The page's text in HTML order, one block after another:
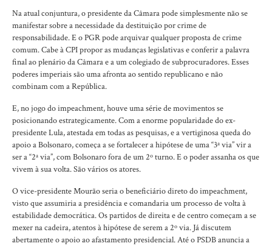
Na atual conjuntura, o presidente da Câmara pode simplesmente não se
manifestar sobre a necessidade da destituição por crime de
responsabilidade. E o PGR pode arquivar qualquer proposta de crime
comum. Cabe à CPI propor as mudanças legislativas e conferir a palavra
final ao plenário da Câmara e a um colegiado de subprocuradores. Esses
poderes imperiais são uma afronta ao sentido republicano e não
combinam com a República.
E, no jogo do impeachment, houve uma série de movimentos se
posicionando estrategicamente. Com a enorme popularidade do ex-
presidente Lula, atestada em todas as pesquisas, e a vertiginosa queda do
apoio a Bolsonaro, começa a se fortalecer a hipótese de uma “3ª via” vir a
ser a “2ª via”, com Bolsonaro fora de um 2º turno. E o poder assanha os que
vivem à sua volta. São vários os atores.
O vice-presidente Mourão seria o beneficiário direto do impeachment,
visto que assumiria a presidência e comandaria um processo de volta à
estabilidade democrática. Os partidos de direita e de centro começam a se
mexer na cadeira, atentos à hipótese de serem a 2º via. Já discutem
abertamente o apoio ao afastamento presidencial. Até o PSDB anuncia a